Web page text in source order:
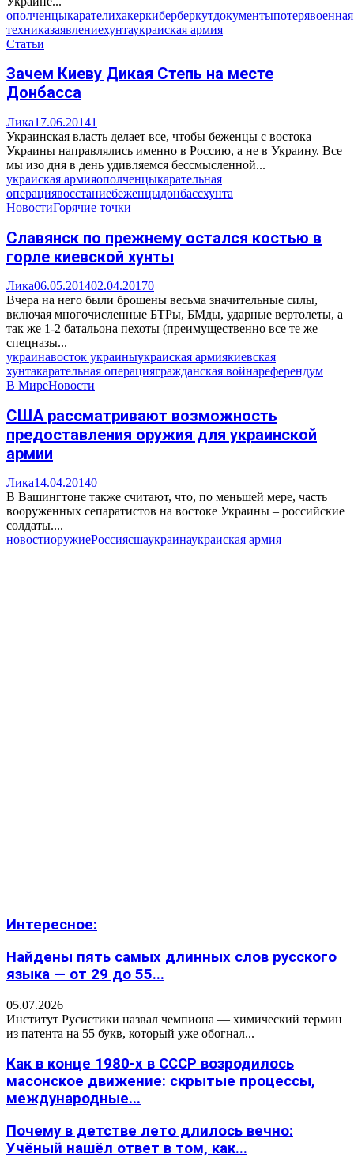
ополченцыкарателихакеркиберберкутдокументыпотерявоенная
техниказаявлениехунтаукраиская армия
Статьи
Зачем Киеву Дикая Степь на месте
Донбасса
Лика17.06.20141
Украинская власть делает все, чтобы беженцы с востока
Украины направлялись именно в Россию, а не в Украину. Все
мы изо дня в день удивляемся бессмысленной...
украиская армияополченцыкарательная
операциявосстаниебеженцыдонбассхунта
НовостиГорячие точки
Славянск по прежнему остался костью в
горле киевской хунты
Лика06.05.201402.04.20170
Вчера на него были брошены весьма значительные силы,
включая многочисленные БТРы, БМды, ударные вертолеты, а
так же 1-2 батальона пехоты (преимущественно все те же
спецназы...
украинавосток украиныукраиская армиякиевская
хунтакарательная операциягражданская войнареферендум
В МиреНовости
США рассматривают возможность
предоставления оружия для украинской
армии
Лика14.04.20140
В Вашингтоне также считают, что, по меньшей мере, часть
вооруженных сепаратистов на востоке Украины – российские
солдаты....
новостиоружиеРоссиясшаукраинаукраиская армия
Интересное:
Найдены пять самых длинных слов русского
языка — от 29 до 55...
05.07.2026
Институт Русистики назвал чемпиона — химический термин
из патента на 55 букв, который уже обогнал...
Как в конце 1980-х в СССР возродилось
масонское движение: скрытые процессы,
международные...
Почему в детстве лето длилось вечно:
Учёный нашёл ответ в том, как...